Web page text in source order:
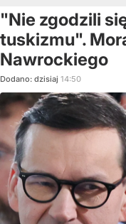
"Nie zgodzili
tuskizmu".
Nawrockiego
Dodano: dzisiaj 14:50